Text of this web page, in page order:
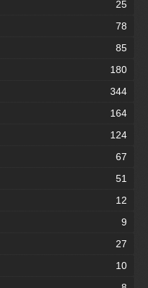
25
78
85
180
344
164
124
67
51
12
9
27
10